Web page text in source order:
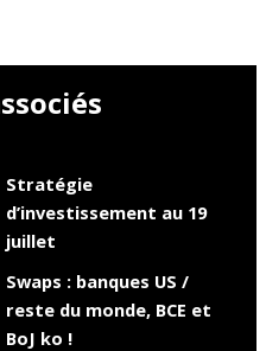
Stratégie
d’investissement au 19
juillet
Swaps : banques US /
reste du monde, BCE et
BoJ ko !